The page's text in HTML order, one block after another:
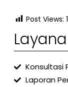
Post Views:
Konsultasi
Laporan